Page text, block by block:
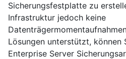
Sicherungsfestplatte zu
Infrastruktur jedoch keine
Lösungen unterstützt, können
Enterprise Server